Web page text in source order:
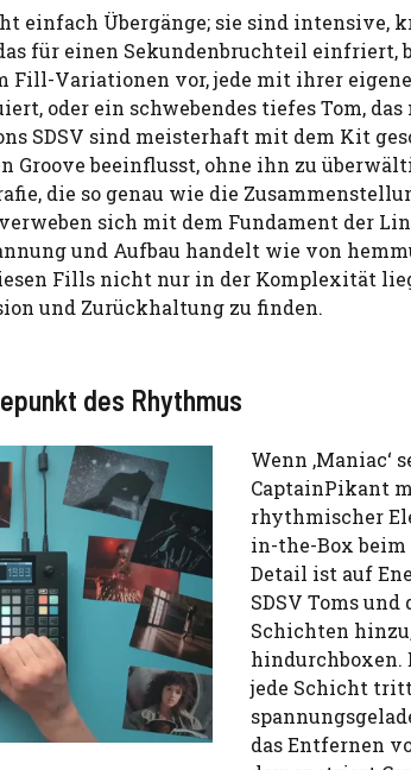
einfach Übergänge; sie sind intensive,
für einen Sekundenbruchteil einfriert,
Fill-Variationen vor, jede mit ihrer
oder ein schwebendes tiefes Tom,
SDSV sind meisterhaft mit dem Kit
Groove beeinflusst, ohne ihn zu
die so genau wie die
sich mit dem Fundament der
und Aufbau handelt wie von
Fills nicht nur in der Komplexität
und Zurückhaltung zu finden.
des Rhythmus
Wenn
CaptainPikant
rhythmischer
in-the-Box
Detail ist auf
SDSV Toms
Schichten
hindurchboxen.
jede Schicht
das Entfernen